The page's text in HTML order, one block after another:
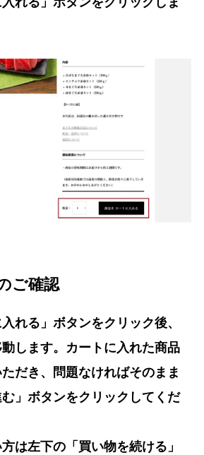
ご確認
れる」ボタンをクリック後、
します。カートに入れた商品
だき、問題なければそのまま
む」ボタンをクリックしてくだ
は左下の「買い物を続ける」